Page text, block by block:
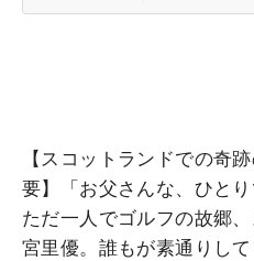
【スコットランドでの奇
要】「お父さんな、ひと
ただ一人でゴルフの故郷
宮里優。誰もが素通りし